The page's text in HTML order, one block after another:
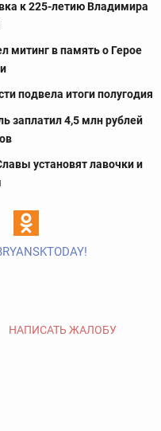
к 225-летию Владимира
митинг в память о Герое
подвела итоги полугодия
заплатил 4,5 млн рублей
установят лавочки и
НАПИСАТЬ ЖАЛОБУ